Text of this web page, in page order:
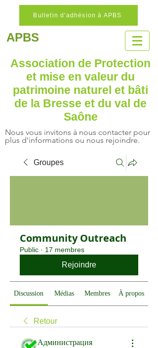
Bulletin d'adhésion à APBS
APBS
Association de Protection
et mise en valeur du
patrimoine naturel et bâti
de la Bresse et du val de
Saône
Nous vous invitons à nous contacter pour
plus d'informations ou nous rejoindre.
Groupes
Community Outreach
Public · 17 membres
Rejoindre
Discussion Médias Membres À propos
Retour
Администрация